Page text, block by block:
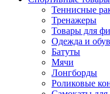
Теннисные
Тренажеры
Товары для
Одежда и
Батуты
Мячи
Лонгборды
Роликовые